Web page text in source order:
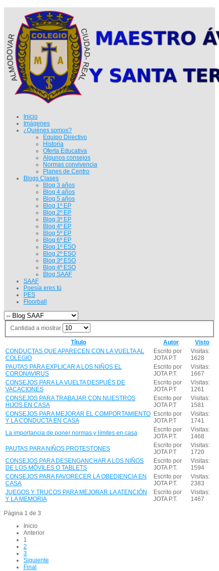
Inicio
Imágenes
¿Quiénes somos?
Equipo Directivo
Historia
Oferta Educativa
Algunos consejos
Normas convivencia
Planes de Centro
Blogs Clases
Blog 3 años
Blog 4 años
Blog 5 años
Blog 1º EP
Blog 2º EP
Blog 3º EP
Blog 4º EP
Blog 5º EP
Blog 6º EP
Blog 1º ESO
Blog 2º ESO
Blog 3º ESO
Blog 4º ESO
Blog SAAF
SAAF
Poesía eres tú
PES
Floorball
Cantidad a mostrar
Título Autor
Visto
CONDUCTAS QUE APARECEN CON LA VUELTA AL
COLEGIO
Escrito por
JOTA P.T
Visitas:
1628
PAUTAS PARA EXPLICAR A LOS NIÑOS EL
CORONAVIRUS
Escrito por
JOTA P.T.
Visitas:
1667
CONSEJOS PARA LA VUELTA DESPUÉS DE
VACACIONES
Escrito por
JOTA P.T
Visitas:
1261
CONSEJOS PARA TRABAJAR CON NUESTROS
HIJOS EN CASA
Escrito por
JOTA P.T
Visitas:
1581
CONSEJOS PARA MEJORAR EL COMPORTAMIENTO
Y LA CONDUCTA EN CASA
Escrito por
JOTA P.T
Visitas:
1741
La importancia de poner normas y límites en casa
Escrito por
JOTA P.T.
Visitas:
1468
PAUTAS PARA NIÑOS PROTESTONES
Escrito por
JOTA P.T
Visitas:
1720
CONSEJOS PARA DESENGANCHAR A LOS NIÑOS
DE LOS MÓVILES O TABLETS
Escrito por
JOTA P.T.
Visitas:
1594
CONSEJOS PARA FAVORECER LA OBEDIENCIA EN
CASA
Escrito por
JOTA P.T.
Visitas:
2383
JUEGOS Y TRUCOS PARA MEJORAR LA ATENCIÓN
Y LA MEMORIA
Escrito por
JOTA P.T.
Visitas:
1467
Página 1 de 3
Inicio
Anterior
1
2
3
Siguiente
Final